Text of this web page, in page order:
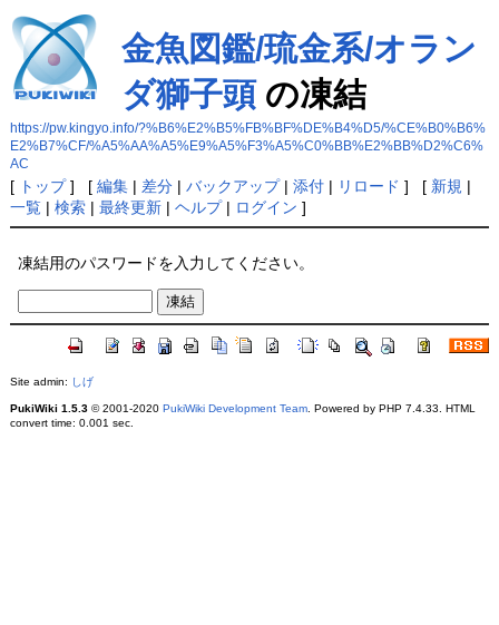
金魚図鑑/琉金系/オラン
ダ獅子頭の凍結
https://pw.kingyo.info/?%B6%E2%B5%FB%BF%DE%B4%D5/%CE%B0%B6%
E2%B7%CF/%A5%AA%A5%E9%A5%F3%A5%C0%BB%E2%BB%D2%C6%
AC
[ トップ] [ 編集| 差分| バックアップ| 添付| リロード ] [ 新規 |
一覧| 検索| 最終更新| ヘルプ| ログイン ]
凍結用のパスワードを入力してください。
Site admin: しげ
PukiWiki 1.5.3© 2001-2020 PukiWiki Development Team. Powered by PHP 7.4.33. HTML
convert time: 0.001 sec.